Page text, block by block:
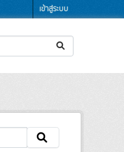
เข้าสู่ระบบ